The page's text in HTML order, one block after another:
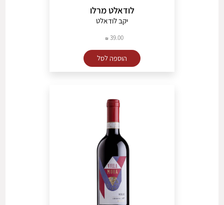
לודאלט מרלו
יקב לודאלט
39.00
הוספה לסל